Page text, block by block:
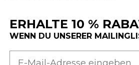
ERHALTE 10 %
WENN DU UNSERER